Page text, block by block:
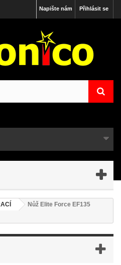
Přihlásit se
Napište nám
Nůž Elite Force EF135